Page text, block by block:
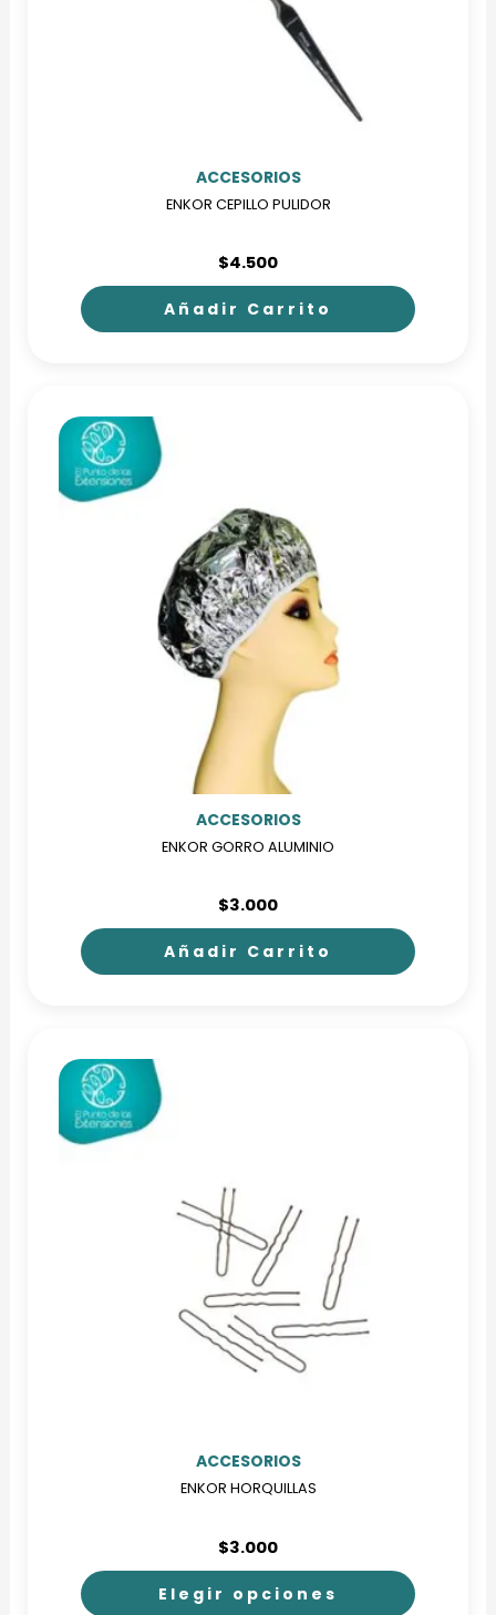
ACCESORIOS
ENKOR CEPILLO PULIDOR
$4.500
Añadir Carrito
ACCESORIOS
ENKOR GORRO ALUMINIO
$3.000
Añadir Carrito
ACCESORIOS
ENKOR HORQUILLAS
$3.000
Elegir opciones